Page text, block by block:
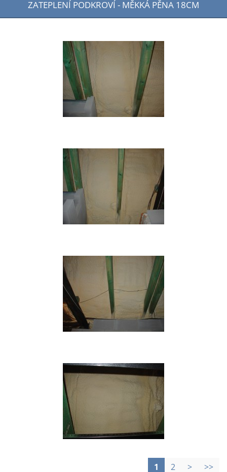
ZATEPLENÍ PODKROVÍ - MĚKKÁ PĚNA 18CM
1 2 > >>